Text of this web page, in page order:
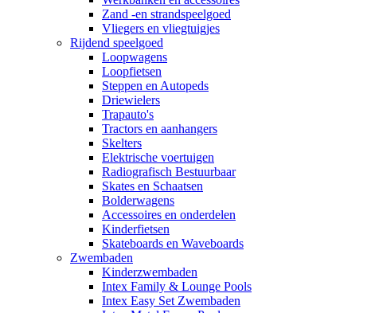
Zand -en strandspeelgoed
Vliegers en vliegtuigjes
Rijdend speelgoed
Loopwagens
Loopfietsen
Steppen en Autopeds
Driewielers
Trapauto's
Tractors en aanhangers
Skelters
Elektrische voertuigen
Radiografisch Bestuurbaar
Skates en Schaatsen
Bolderwagens
Accessoires en onderdelen
Kinderfietsen
Skateboards en Waveboards
Zwembaden
Kinderzwembaden
Intex Family & Lounge Pools
Intex Easy Set Zwembaden